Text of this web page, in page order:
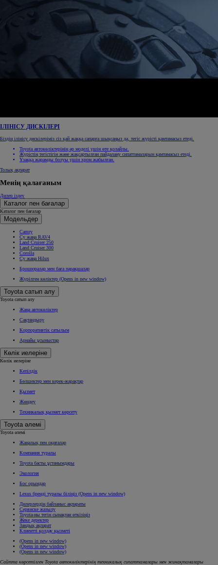
ІЛІНІСУ ДИСКІЛЕРІ
Біздің ілінісу дискілеріміз сіз қай жаққа сапарға шықсаңыз да, тегіс жүрісті қамтамасыз етеді.
Toyota автокөліктерінің әр моделі үшін өте қолайлы.
Жүрістің тегістігін және жақсартылған пайдалану сипаттамаларын қамтамасыз етеді.
Ұзаққа жарамды болуы үшін хром жабылған.
Толық ақпарат
Менің қалағаным
Дилер іздеу
Каталог пен бағалар
Каталог пен бағалар
Модельдер
Camry
Су жаңа RAV4
Land Cruiser 250
Land Cruiser 300
Corolla
Су жаңа Hilux
Брошюралар мен баға парақшалар
Жүрілген көліктер (Opens in new window)
Toyota сатып алу
Toyota сатып алу
Жаңа автокөліктер
Сақтандыру
Корпоративтік сатылым
Арнайы ұсыныстар
Көлік иелеріне
Көлік иелеріне
Кепілдік
Бөлшектер мен керек-жарақтар
Қызмет
Жөндеу
Техникалық қызмет көрсету
Toyota әлемі
Toyota әлемі
Жаңалық пен оқиғалар
Компания туралы
Toyota басты ұстанымдары
Экология
Бос орындар
Lexus бренді туралы біліңіз (Opens in new window)
Дилерлердің байланыс ақпараты
Сервиске жазылу
Toyota-ны тегін сынақтан өткізіңіз
Жеке деректер
Заңдық ақпарат
Клиентті қолдау қызметі
(Opens in new window)
(Opens in new window)
(Opens in new window)
Сайтта көрсетілген Toyota автокөліктерінің техникалық сипаттамалары мен жинақтамалары